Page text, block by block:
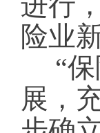
险业
“
展，